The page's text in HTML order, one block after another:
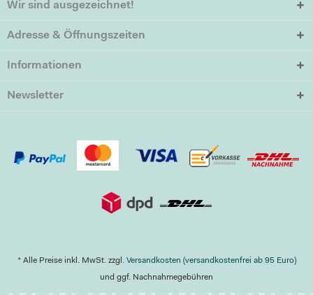
Wir sind ausgezeichnet!
Adresse & Öffnungszeiten
Informationen
Newsletter
* Alle Preise inkl. MwSt. zzgl. Versandkosten (versandkostenfrei ab 95 Euro)
und ggf. Nachnahmegebühren